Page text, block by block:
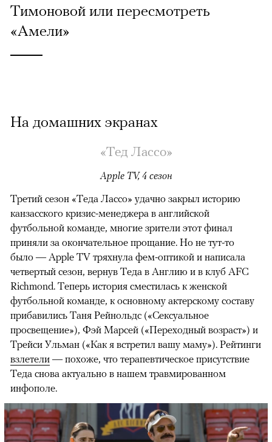
Тимоновой или пересмотреть
«Амели»
На домашних экранах
«Тед Лассо»
Apple TV, 4 сезон
00:00 / 00:00
Третий сезон «Теда Лассо» удачно закрыл историю
канзасского кризис-менеджера в английской
футбольной команде, многие зрители этот финал
приняли за окончательное прощание. Но не тут-то
было — Apple TV тряхнула фем-оптикой и написала
четвертый сезон, вернув Теда в Англию и в клуб AFC
Richmond. Теперь история сместилась к женской
футбольной команде, к основному актерскому составу
прибавились Таня Рейнольдс («Сексуальное
просвещение»), Фэй Марсей («Переходный возраст») и
Трейси Ульман («Как я встретил вашу маму»). Рейтинги
взлетели — похоже, что терапевтическое присутствие
Теда снова актуально в нашем травмированном
инфополе.